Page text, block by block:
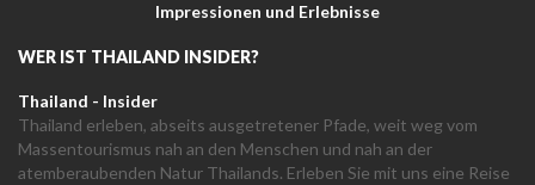
Impressionen und Erlebnisse
WER IST THAILAND INSIDER?
Thailand - Insider
Thailand erleben, abseits ausgetretener Pfade, weit weg vom
Massentourismus nah an den Menschen und nah an der
atemberaubenden Natur Thailands. Erleben Sie mit uns eine Reise